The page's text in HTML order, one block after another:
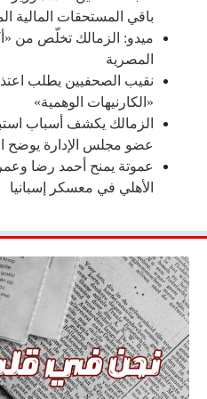
باقي المستحقات المالية
ميدو: الزمالك تخلّص من
المصرية
نقيب الصحفيين يطلب
«الكارنيهات الوهمية»
عضو مجلس الإدارة يوضح
عموتة يمنح أحمد رضا
الأهلي في معسكر إسبانيا